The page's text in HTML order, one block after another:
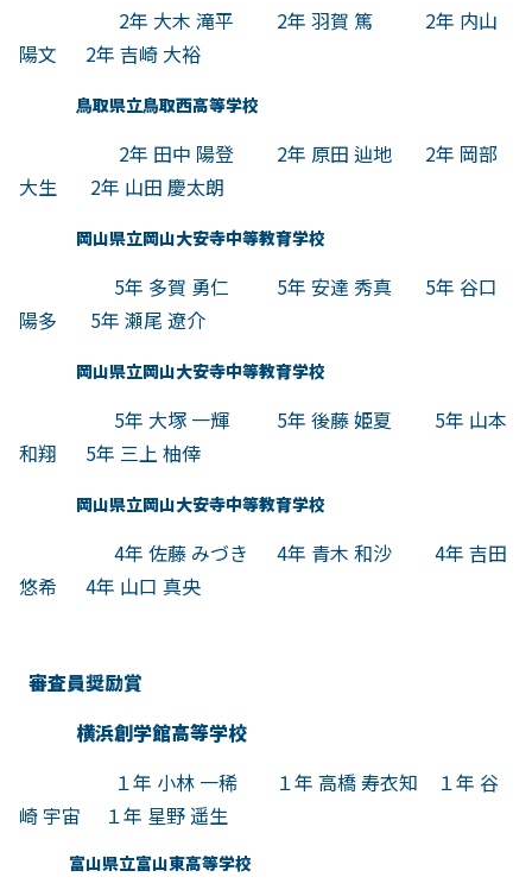
2年 大木 滝平 2年 羽賀 篤 2年 内山
陽文 2年 吉崎 大裕
鳥取県立鳥取西高等学校
2年 田中 陽登 2年 原田 辿地 2年 岡部
大生 2年 山田 慶太朗
岡山県立岡山大安寺中等教育学校
5年 多賀 勇仁 5年 安達 秀真 5年 谷口
陽多 5年 瀬尾 遼介
岡山県立岡山大安寺中等教育学校
5年 大塚 一輝 5年 後藤 姫夏 5年 山本
和翔 5年 三上 柚倖
岡山県立岡山大安寺中等教育学校
4年 佐藤 みづき 4年 青木 和沙 4年 吉田
悠希 4年 山口 真央
審査員奨励賞
横浜創学館高等学校
１年 小林 一稀 １年 高橋 寿衣知 １年 谷
崎 宇宙 １年 星野 遥生
富山県立富山東高等学校